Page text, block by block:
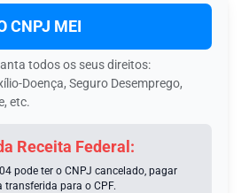
CNPJ МЕI
todos os seus direitos:
Doença, Seguro Desemprego,
etc.
Receita Federal:
pode ter o CNPJ cancelado, pagar
para o CPF.